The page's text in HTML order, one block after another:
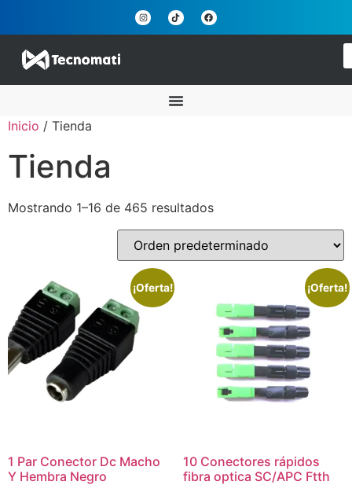
Inicio / Tienda
Tienda
Mostrando 1–16 de 465 resultados
¡Oferta!
1 Par Conector Dc Macho
Y Hembra Negro
¡Oferta!
10 Conectores rápidos
fibra optica SC/APC Ftth